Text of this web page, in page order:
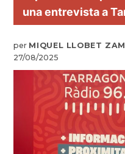
una entrevista a
per MIQUEL LLOBET
27/08/2025